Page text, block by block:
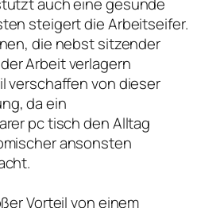
auch eine gesunde
steigert die Arbeitseifer.
die nebst sitzender
Arbeit verlagern
verschaffen von dieser
da ein
pc tisch den Alltag
ansonsten
Vorteil von einem